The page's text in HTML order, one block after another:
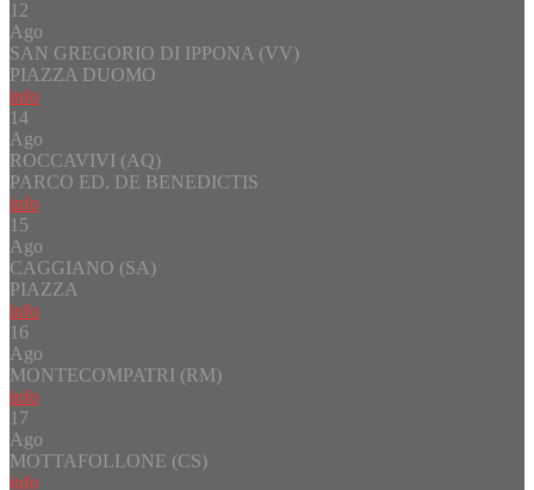
12
Ago
SAN GREGORIO DI IPPONA (VV)
PIAZZA DUOMO
info
14
Ago
ROCCAVIVI (AQ)
PARCO ED. DE BENEDICTIS
info
15
Ago
CAGGIANO (SA)
PIAZZA
info
16
Ago
MONTECOMPATRI (RM)
info
17
Ago
MOTTAFOLLONE (CS)
info